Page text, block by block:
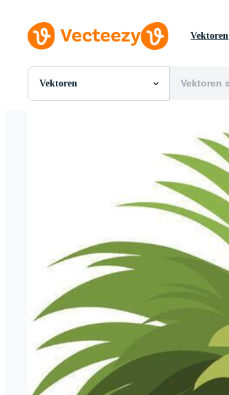
Vektoren
Vektoren
Alle Bilder
Redaktionelle Ereignisse